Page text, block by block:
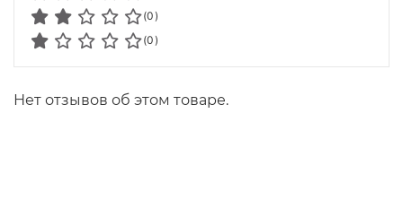
(0)
(0)
Нет отзывов об этом товаре.